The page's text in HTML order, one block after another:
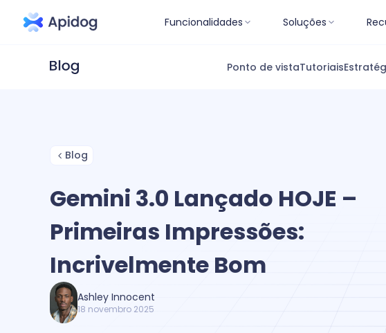
Funcionalidades Soluções
Ponto de vistaTutoriais
Blog
Gemini 3.0 Lançado HOJE –
Primeiras Impressões:
Incrivelmente Bom
Ashley Innocent
18 novembro 2025